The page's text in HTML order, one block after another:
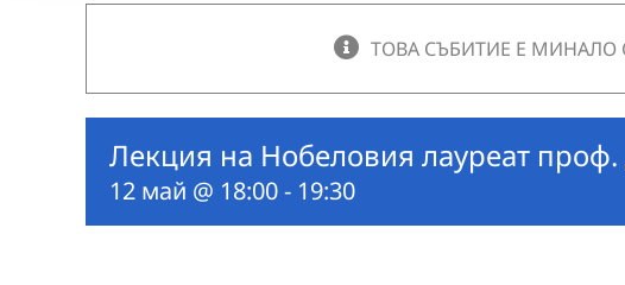
ТОВА СЪБИТИЕ Е МИНАЛО
Лекция на Нобеловия лауреат
12 май @ 18:00- 19:30